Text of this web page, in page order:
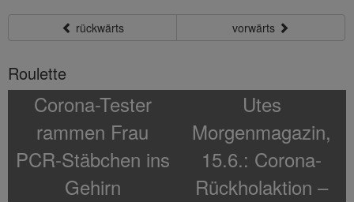
rückwärts vorwärts
Roulette
Corona-Tester
rammen Frau
PCR-Stäbchen ins
Gehirn
Utes
Morgenmagazin,
15.6.: Corona-
Rückholaktion –